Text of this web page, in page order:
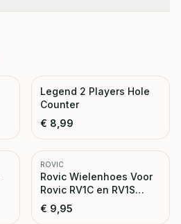
Legend 2 Players Hole
Counter
€ 8,99
ROVIC
Rovic Wielenhoes Voor
Rovic RV1C en RV1S
Trolley
€ 9,95